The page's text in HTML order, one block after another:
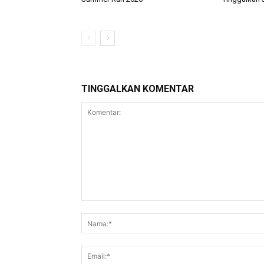
TINGGALKAN KOMENTAR